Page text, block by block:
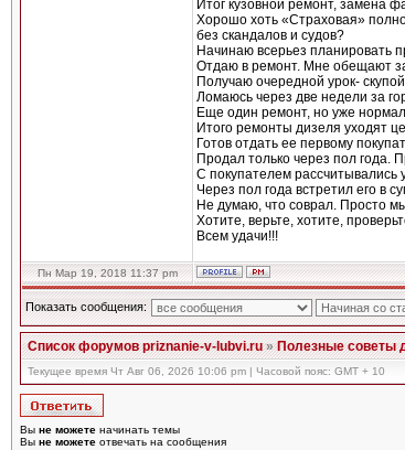
Итог кузовной ремонт, замена
Хорошо хоть «Страховая»
без скандалов и судов?
Начинаю всерьез планировать
Отдаю в ремонт. Мне обещают
Получаю очередной урок-
Ломаюсь через две недели за
Еще один ремонт, но уже
Итого ремонты дизеля уходят
Готов отдать ее первому
Продал только через пол года.
С покупателем рассчитывались
Через пол года встретил его в
Не думаю, что соврал. Просто
Хотите, верьте, хотите,
Всем удачи!!!
Пн Мар 19, 2018 11:37 pm
Показать сообщения:
Список форумов priznanie-v-lubvi.ru»Полезные советы
Текущее время Чт Авг 06, 2026 10:06 pm | Часовой пояс: GMT + 10
Вы не можете начинать темы
Вы не можете отвечать на сообщения